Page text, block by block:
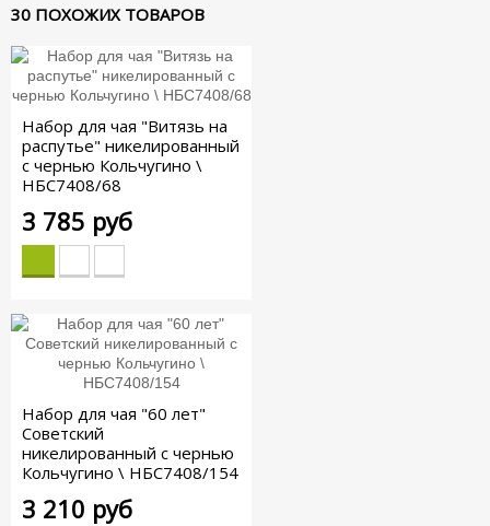
30 ПОХОЖИХ ТОВАРОВ
Набор для чая "Витязь на
распутье" никелированный
с чернью Кольчугино \
НБС7408/68
3 785 руб
Набор для чая "60 лет"
Советский
никелированный с чернью
Кольчугино \ НБС7408/154
3 210 руб